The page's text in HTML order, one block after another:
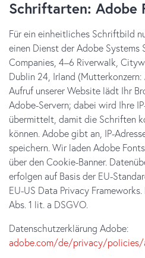
Schriftarten: Adobe
Für ein einheitliches Schriftbild
einen Dienst der Adobe Systems
Companies, 4–6 Riverwalk,
Dublin 24, Irland (Mutterkonzern:
Aufruf unserer Website lädt Ihr
Adobe-Servern; dabei wird Ihre
übermittelt, damit die Schriften
können. Adobe gibt an, IP-
speichern. Wir laden Adobe
über den Cookie-Banner.
erfolgen auf Basis der EU-
EU-US Data Privacy
Abs. 1 lit. a DSGVO.
Datenschutzerklärung Adobe:
adobe.com/de/privacy/policies/